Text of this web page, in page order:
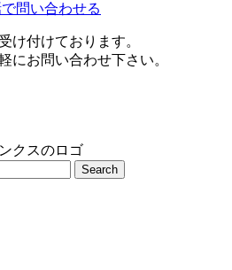
問い合わせる
け付けております。
にお問い合わせ下さい。
Search